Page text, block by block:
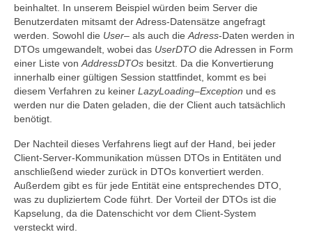
beinhaltet. In unserem Beispiel würden beim Server die
Benutzerdaten mitsamt der Adress-Datensätze angefragt
werden. Sowohl die User– als auch die Adress-Daten werden in
DTOs umgewandelt, wobei das UserDTO die Adressen in Form
einer Liste von AddressDTOs besitzt. Da die Konvertierung
innerhalb einer gültigen Session stattfindet, kommt es bei
diesem Verfahren zu keiner LazyLoading–Exception und es
werden nur die Daten geladen, die der Client auch tatsächlich
benötigt.
Der Nachteil dieses Verfahrens liegt auf der Hand, bei jeder
Client-Server-Kommunikation müssen DTOs in Entitäten und
anschließend wieder zurück in DTOs konvertiert werden.
Außerdem gibt es für jede Entität eine entsprechendes DTO,
was zu dupliziertem Code führt. Der Vorteil der DTOs ist die
Kapselung, da die Datenschicht vor dem Client-System
versteckt wird.